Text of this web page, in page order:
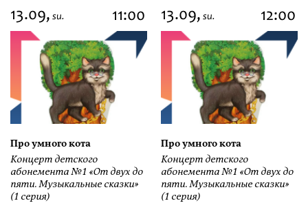
13.09, su. 11:00
Про умного кота
Концерт детского
абонемента №1 «От двух до
пяти. Музыкальные сказки»
(1 серия)
13.09, su. 12:00
Про умного кота
Концерт детского
абонемента №1 «От двух до
пяти. Музыкальные сказки»
(1 серия)